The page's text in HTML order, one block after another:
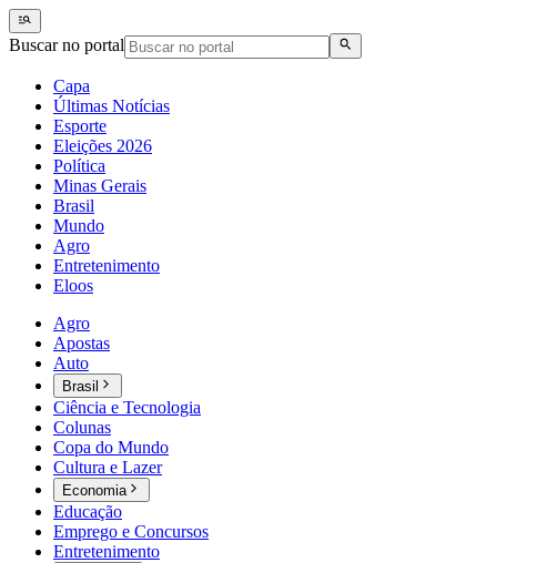
Buscar no portal
Capa
Últimas Notícias
Esporte
Eleições 2026
Política
Minas Gerais
Brasil
Mundo
Agro
Entretenimento
Eloos
Agro
Apostas
Auto
Brasil
Ciência e Tecnologia
Colunas
Copa do Mundo
Cultura e Lazer
Economia
Educação
Emprego e Concursos
Entretenimento